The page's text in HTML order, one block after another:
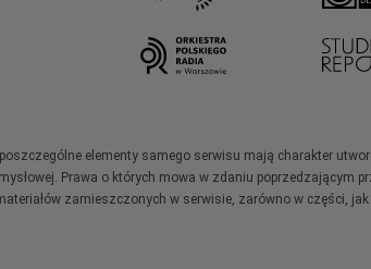
elementy samego serwisu mają charakter
Prawa o których mowa w zdaniu poprzedzającym
zamieszczonych w serwisie, zarówno w części,